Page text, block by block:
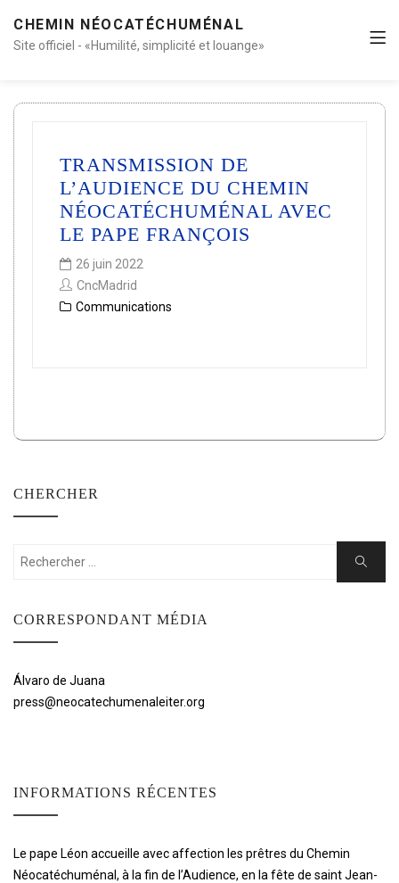
CHEMIN NÉOCATÉCHUMÉNAL
Site officiel - «Humilité, simplicité et louange»
TRANSMISSION DE
L’AUDIENCE DU CHEMIN
NÉOCATÉCHUMÉNAL AVEC
LE PAPE FRANÇOIS
26 juin 2022
CncMadrid
Communications
CHERCHER
Rechercher:
Chercher
CORRESPONDANT MÉDIA
Álvaro de Juana
press@neocatechumenaleiter.org
INFORMATIONS RÉCENTES
Le pape Léon accueille avec affection les prêtres du Chemin
Néocatéchuménal, à la fin de l’Audience, en la fête de saint Jean-